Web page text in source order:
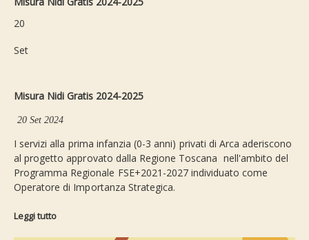
20
Set
Misura Nidi Gratis 2024-2025
20 Set 2024
I servizi alla prima infanzia (0-3 anni) privati di Arca aderiscono
al progetto approvato dalla Regione Toscana nell'ambito del
Programma Regionale FSE+2021-2027 individuato come
Operatore di Importanza Strategica.
Leggi tutto